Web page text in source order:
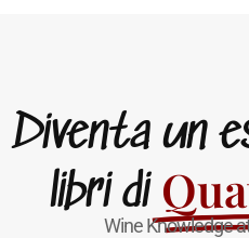
Diventa un
libri di
Wine Knowledge